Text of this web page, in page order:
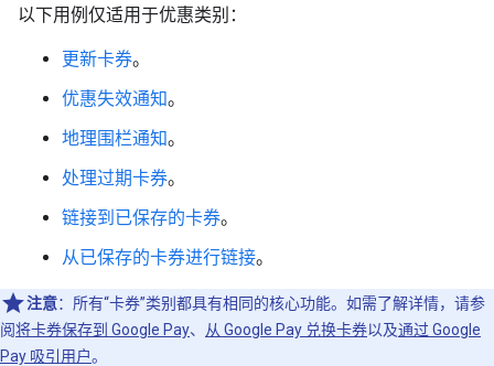
以下用例仅适用于优惠类别：
更新卡券。
优惠失效通知。
地理围栏通知。
处理过期卡券。
链接到已保存的卡券。
从已保存的卡券进行链接。
注意：所有“卡券”类别都具有相同的核心功能。如需了解详情，请参
阅将卡券保存到 Google Pay、 从 Google Pay 兑换卡券以及通过 Google
Pay 吸引用户。